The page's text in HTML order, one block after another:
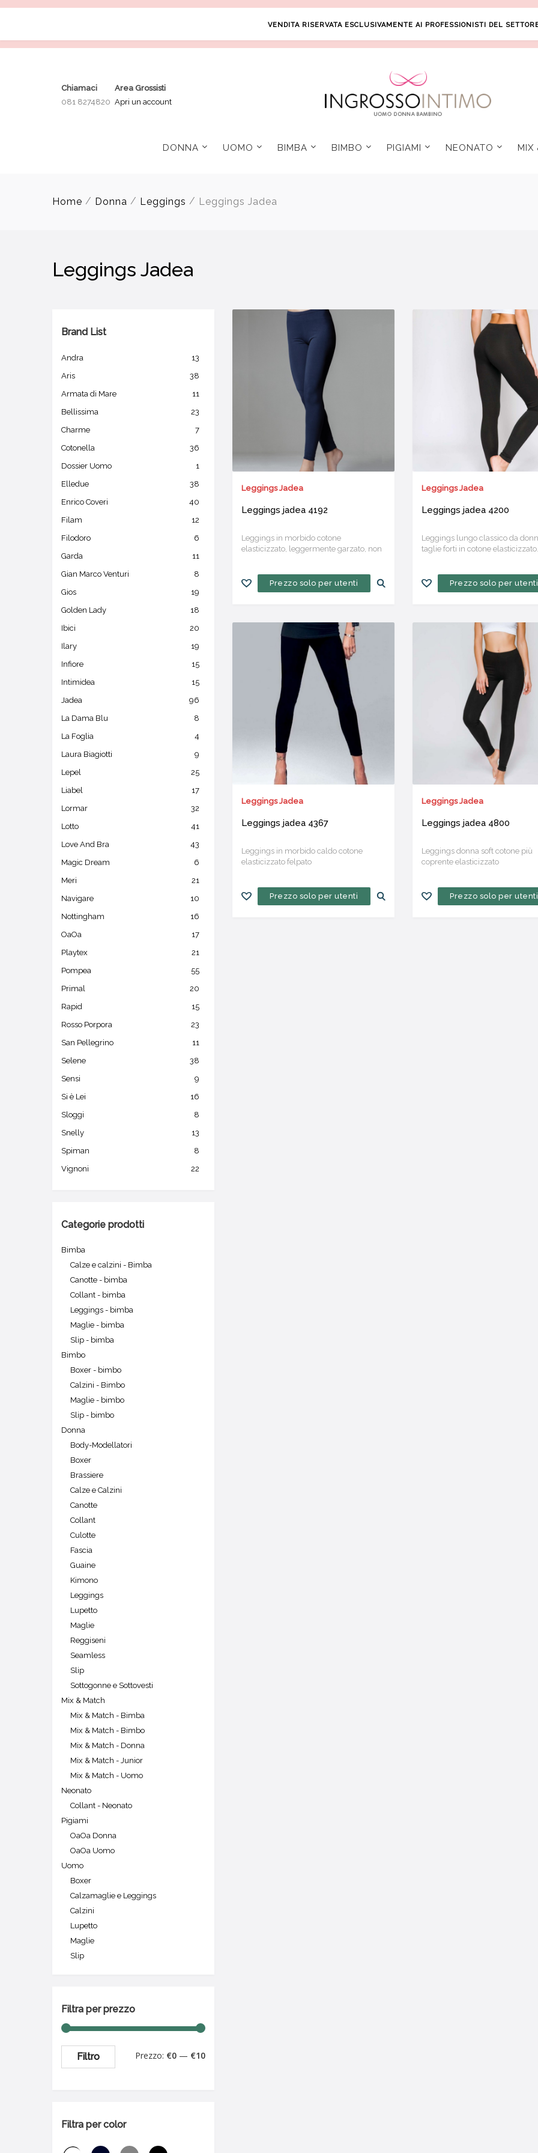
VENDITA RISERVATA ESCLUSIVAMENTE AI PROFESSIONISTI DEL
Chiamaci
081 8274820
Area Grossisti
Apri un account
DONNA UOMO BIMBA BIMBO PIGIAMI NEONATO MIX
Home / Donna / Leggings / Leggings Jadea
Leggings Jadea
Brand List
Andra
13
Aris
38
Armata di Mare
11
Bellissima
23
Charme
7
Cotonella
36
Dossier Uomo
1
Elledue
38
Enrico Coveri
40
Filam
12
Filodoro
6
Garda
11
Gian Marco Venturi
8
Gios
19
Golden Lady
18
Ibici
20
Ilary
19
Infiore
15
Intimidea
15
Jadea
96
La Dama Blu
8
La Foglia
4
Laura Biagiotti
9
Lepel
25
Liabel
17
Lormar
32
Lotto
41
Love And Bra
43
Magic Dream
6
Meri
21
Navigare
10
Nottingham
16
OaOa
17
Playtex
21
Pompea
55
Primal
20
Rapid
15
Rosso Porpora
23
San Pellegrino
11
Selene
38
Sensi
9
Si è Lei
16
Sloggi
8
Snelly
13
Spiman
8
Vignoni
22
Categorie prodotti
Bimba
Calze e calzini - Bimba
Canotte - bimba
Collant - bimba
Leggings - bimba
Maglie - bimba
Slip - bimba
Bimbo
Boxer - bimbo
Calzini - Bimbo
Maglie - bimbo
Slip - bimbo
Donna
Body-Modellatori
Boxer
Brassiere
Calze e Calzini
Canotte
Collant
Culotte
Fascia
Guaine
Kimono
Leggings
Lupetto
Maglie
Reggiseni
Seamless
Slip
Sottogonne e Sottovesti
Mix & Match
Mix & Match - Bimba
Mix & Match - Bimbo
Mix & Match - Donna
Mix & Match - Junior
Mix & Match - Uomo
Neonato
Collant - Neonato
Pigiami
OaOa Donna
OaOa Uomo
Uomo
Boxer
Calzamaglie e Leggings
Calzini
Lupetto
Maglie
Slip
Filtra per prezzo
Filtro Prezzo: €0 — €10
Filtra per color
Leggings Jadea
Leggings jadea 4192
Leggings in morbido cotone
elasticizzato, leggermente garzato, non
Prezzo solo per utenti
Leggings Jadea
Leggings jadea 4200
Leggings lungo classico da
taglie forti in cotone
Prezzo solo per utenti
Leggings Jadea
Leggings jadea 4367
Leggings in morbido caldo cotone
elasticizzato felpato
Prezzo solo per utenti
Leggings Jadea
Leggings jadea 4800
Leggings donna soft cotone più
coprente elasticizzato
Prezzo solo per utenti